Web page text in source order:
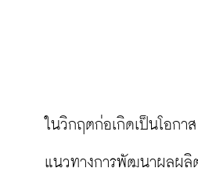
ในวิกฤตก่อเกิดเป็นโอก
แนวทางการพัฒนาผลผลิ